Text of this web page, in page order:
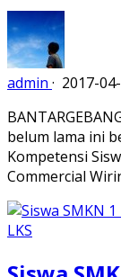
admin · 2017-
belum lama ini
Kompetensi
Commercial